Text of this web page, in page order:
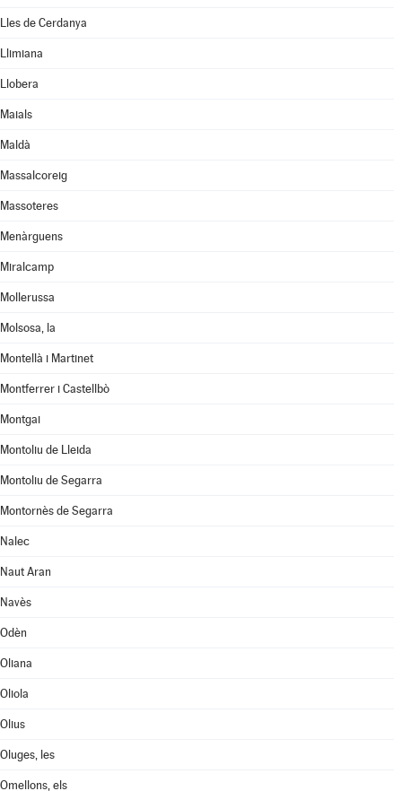
Lles de Cerdanya
Llimiana
Llobera
Maials
Maldà
Massalcoreig
Massoteres
Menàrguens
Miralcamp
Mollerussa
Molsosa, la
Montellà i Martinet
Montferrer i Castellbò
Montgai
Montoliu de Lleida
Montoliu de Segarra
Montornès de Segarra
Nalec
Naut Aran
Navès
Odèn
Oliana
Oliola
Olius
Oluges, les
Omellons, els